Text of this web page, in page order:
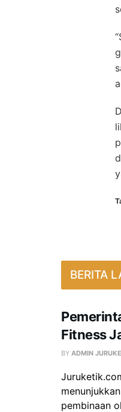
BERITA
Fitness
BY ADMIN
pembinaan